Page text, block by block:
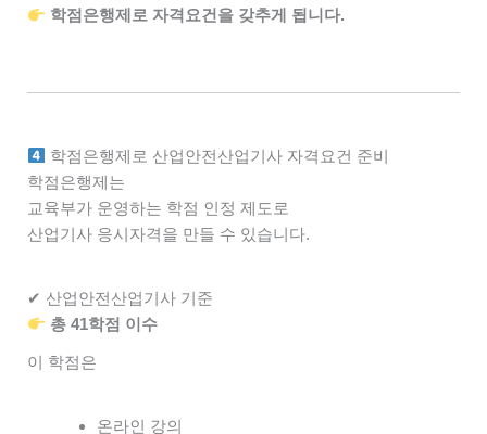
학점은행제로 자격요건을 갖추게 됩니다.
학점은행제로 산업안전산업기사 자격요건 준비
학점은행제는
교육부가 운영하는 학점 인정 제도로
산업기사 응시자격을 만들 수 있습니다.
✔ 산업안전산업기사 기준
총 41학점 이수
이 학점은
온라인 강의